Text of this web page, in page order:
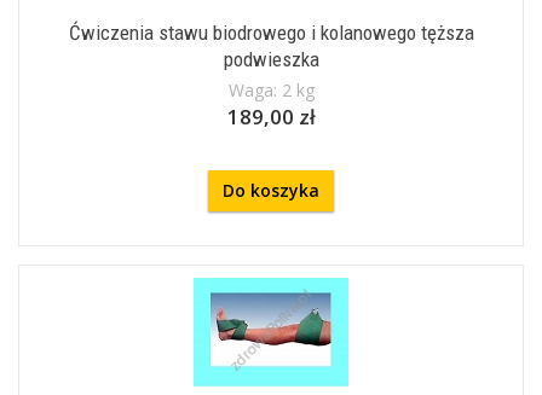
Ćwiczenia stawu biodrowego i kolanowego tęższa
podwieszka
Waga: 2 kg
189,00 zł
Do koszyka